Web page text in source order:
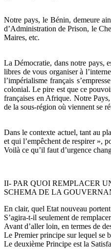
Notre pays, le Bénin, demeure
d’Administration de Prison, le
Maires, etc.
La Démocratie, dans notre pays,
libres de vous organiser à
l’impérialisme français
colonial. Le pire est que ce
françaises en Afrique. Notre
de la sous-région où viennent se
Dans le contexte actuel, tant au
et qui l’empêchent de respirer »,
Voilà ce qu’il faut d’urgence
II- PAR QUOI REMPLACER
SCHEMA DE LA
En clair, quel Etat nouveau
S’agira-t-il seulement de
Avant d’aller loin, en termes de
Le Premier principe sur lequel se
Le deuxième Principe est la